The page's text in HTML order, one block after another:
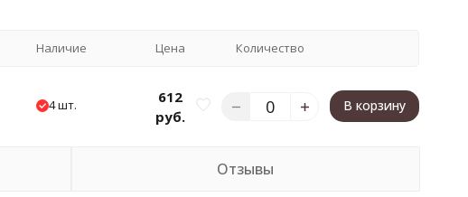
Наличие Цена Количество
4 шт.
612
руб.
В корзину
Отзывы